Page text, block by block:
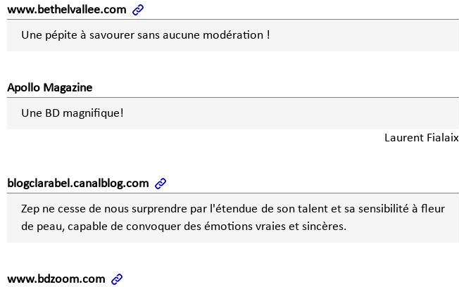
www.bethelvallee.com
Une pépite à savourer sans aucune modération !
Apollo Magazine
Une BD magnifique!
Laurent Fialaix
blogclarabel.canalblog.com
Zep ne cesse de nous surprendre par l'étendue de son talent et sa sensibilité à fleur
de peau, capable de convoquer des émotions vraies et sincères.
www.bdzoom.com